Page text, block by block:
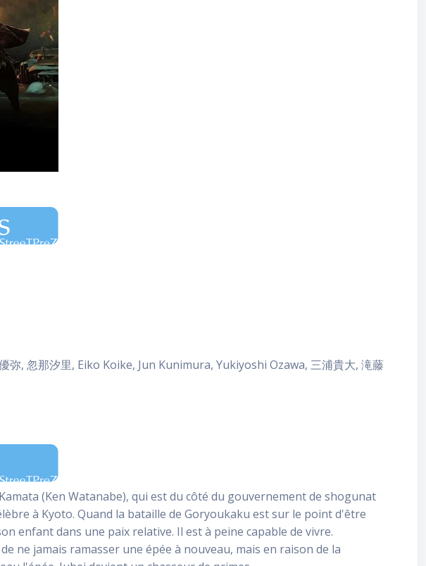
, 忽那汐里, Eiko Koike, Jun Kunimura, Yukiyoshi Ozawa, 三浦貴大, 滝藤
(Ken Watanabe), qui est du côté du gouvernement de shogunat
à Kyoto. Quand la bataille de Goryoukaku est sur le point d'être
enfant dans une paix relative. Il est à peine capable de vivre.
ne jamais ramasser une épée à nouveau, mais en raison de la